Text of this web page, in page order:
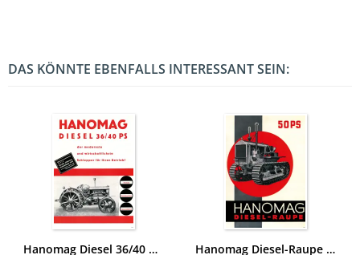
DAS KÖNNTE EBENFALLS INTERESSANT SEIN:
Hanomag Diesel 36/40 PS 1933 Schlepper Traktor Reklame Poster Plakat Hanomag Diesel-Raupe 50 PS Schlepper Traktor Reklame Poster Plakat